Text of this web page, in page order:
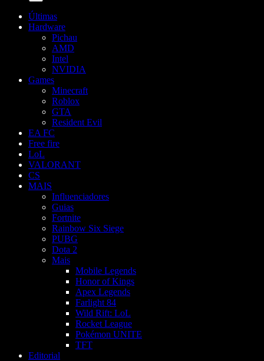
Últimas
Hardware
Pichau
AMD
Intel
NVIDIA
Games
Minecraft
Roblox
GTA
Resident Evil
EA FC
Free fire
LoL
VALORANT
CS
MAIS
Influenciadores
Guias
Fortnite
Rainbow Six Siege
PUBG
Dota 2
Mais
Mobile Legends
Honor of Kings
Apex Legends
Farlight 84
Wild Rift: LoL
Rocket League
Pokémon UNITE
TFT
Editorial